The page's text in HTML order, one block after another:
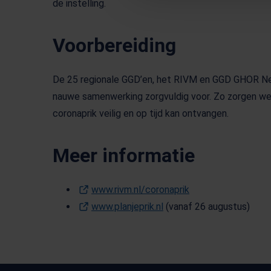
de instelling.
Voorbereiding
De 25 regionale GGD’en, het RIVM en GGD GHOR
nauwe samenwerking zorgvuldig voor. Zo zorgen
coronaprik veilig en op tijd kan ontvangen.
Meer informatie
www.rivm.nl/coronaprik
www.planjeprik.nl (Opent in een nieuw
(vanaf 26 augustus)